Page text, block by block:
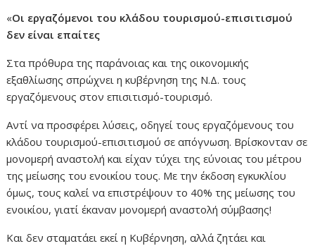
«Οι εργαζόμενοι του κλάδου τουρισμού-επισιτισμού
δεν είναι επαίτες
Στα πρόθυρα της παράνοιας και της οικονομικής
εξαθλίωσης σπρώχνει η κυβέρνηση της Ν.Δ. τους
εργαζόμενους στον επισιτισμό-τουρισμό.
Αντί να προσφέρει λύσεις, οδηγεί τους εργαζόμενους του
κλάδου τουρισμού-επισιτισμού σε απόγνωση. Βρίσκονταν σε
μονομερή αναστολή και είχαν τύχει της εύνοιας του μέτρου
της μείωσης του ενοικίου τους. Με την έκδοση εγκυκλίου
όμως, τους καλεί να επιστρέψουν το 40% της μείωσης του
ενοικίου, γιατί έκαναν μονομερή αναστολή σύμβασης!
Και δεν σταματάει εκεί η Κυβέρνηση, αλλά ζητάει και